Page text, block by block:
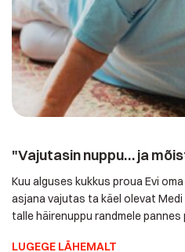
"Vajutasin nuppu… ja
Kuu alguses kukkus proua Evi
asjana vajutas ta käel olevat
talle häirenuppu randmele
kiirabi ega isegi kellegi kohapeale
LUGEGE LÄHEMALT